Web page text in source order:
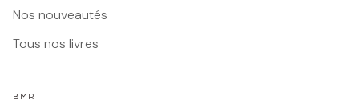
Nos nouveautés
Tous nos livres
BMR